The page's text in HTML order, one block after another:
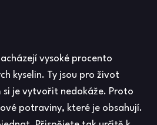
vysoké procento
kyselin. Ty jsou pro život
si je vytvořit nedokáže. Proto
potraviny, které je obsahují.